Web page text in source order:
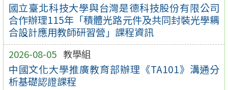
國立臺北科技大學與台灣是德科技股份有限公司
合作辦理115年「積體光路元件及共同封裝光學耦
合設計應用教師研習營」課程資訊
2026-08-05 教學組
中國文化大學推廣教育部辦理《TA101》溝通分
析基礎認證課程